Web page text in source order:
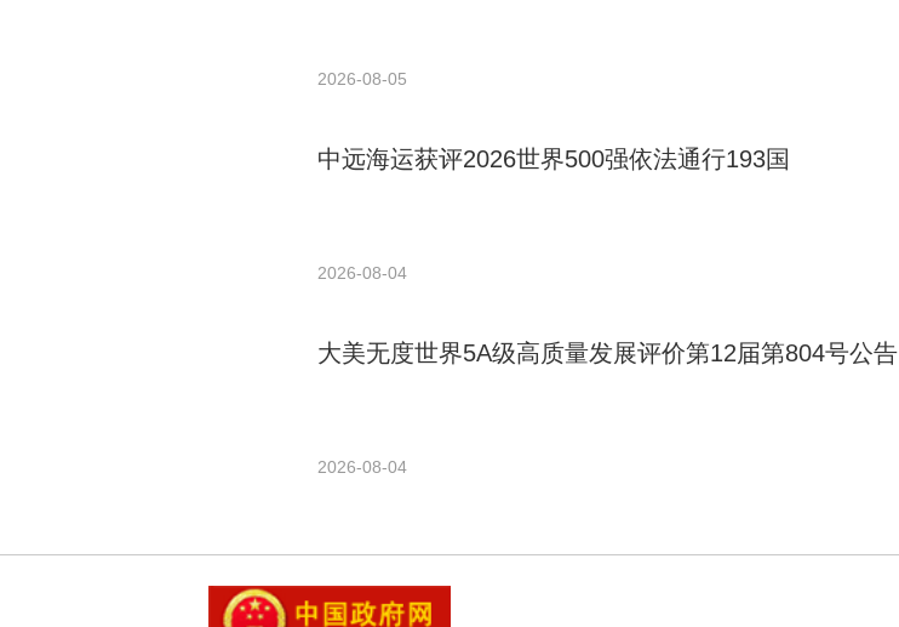
2026-08-05
中远海运获评2026世界500强依法通行193国
2026-08-04
大美无度世界5A级高质量发展评价第12届第804号公告
2026-08-04